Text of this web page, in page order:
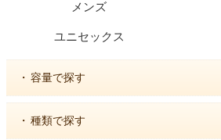
メンズ
ユニセックス
・ 容量で探す
・ 種類で探す